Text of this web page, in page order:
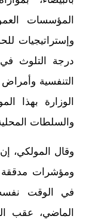
المؤسسات
وإستراتيجيات
درجة التلوث
التنفسية
الوزارة بهذا
والسلطات
وقال المولكي،
ومؤشرات
في الوقت
الماضي، عقب